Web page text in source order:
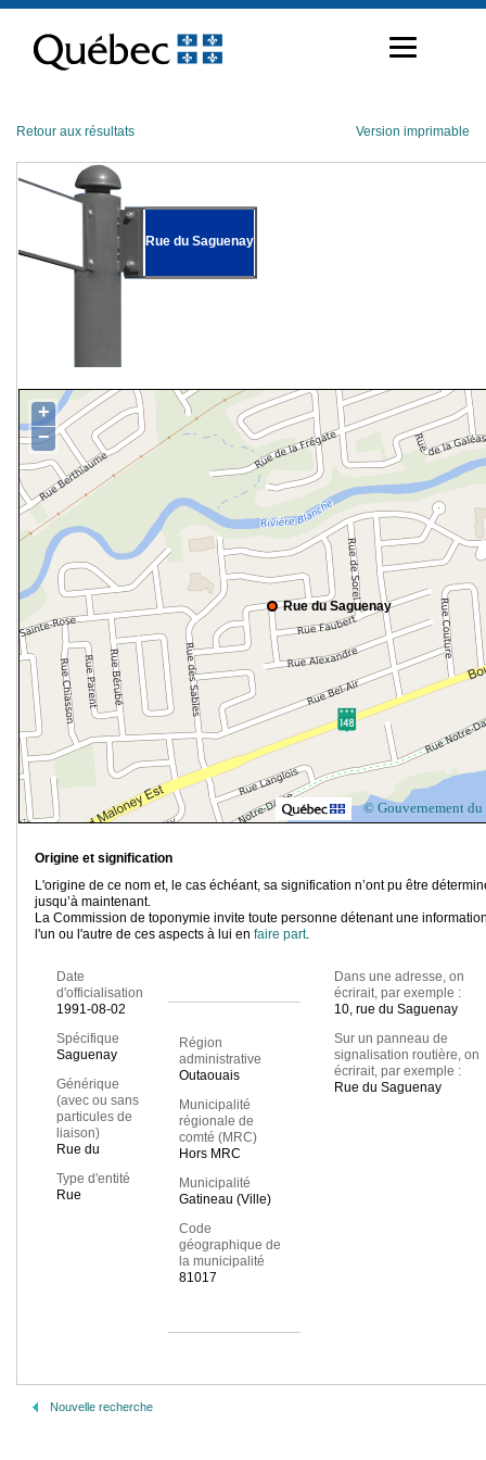
contenu
Retour aux résultats Version imprimable
Rue du Saguenay
Rue du Saguenay
+
−
© Gouvernement du
Origine et signification
L'origine de ce nom et, le cas échéant, sa signification n’ont pu être
jusqu’à maintenant.
La Commission de toponymie invite toute personne détenant une
l'un ou l'autre de ces aspects à lui en faire part.
Date
d'officialisation
1991-08-02
Spécifique
Saguenay
Générique
(avec ou sans
particules de
liaison)
Rue du
Type d'entité
Rue
Région
administrative
Outaouais
Municipalité
régionale de
comté (MRC)
Hors MRC
Municipalité
Gatineau (Ville)
Code
géographique de
la municipalité
81017
Dans une adresse, on
écrirait, par exemple :
10, rue du Saguenay
Sur un panneau de
signalisation routière, on
écrirait, par exemple :
Rue du Saguenay
Nouvelle recherche